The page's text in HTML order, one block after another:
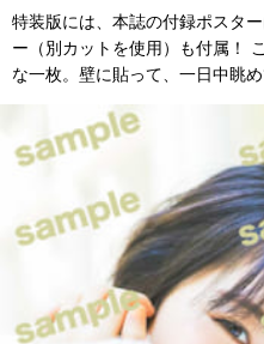
特装版には、本誌の付録ポスタ
ー（別カットを使用）も付属！
な一枚。壁に貼って、一日中眺